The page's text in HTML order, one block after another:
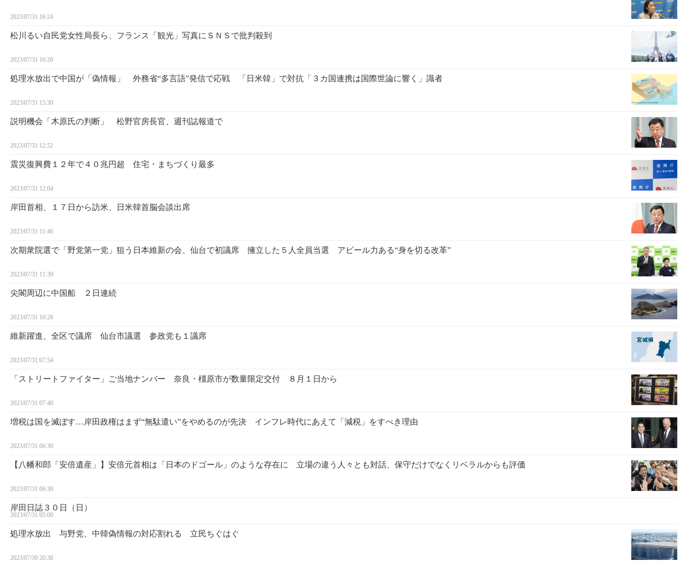
2023/07/31 16:24
松川るい自民党女性局長ら、フランス「観光」写真にＳＮＳで批判殺到
2023/07/31 16:20
処理水放出で中国が「偽情報」 外務省“多言語”発信で応戦 「日米韓」で対抗「３カ国連携は国際世論に響く」識者
2023/07/31 15:30
説明機会「木原氏の判断」 松野官房長官、週刊誌報道で
2023/07/31 12:52
震災復興費１２年で４０兆円超 住宅・まちづくり最多
2023/07/31 12:04
岸田首相、１７日から訪米、日米韓首脳会談出席
2023/07/31 11:46
次期衆院選で「野党第一党」狙う日本維新の会、仙台で初議席 擁立した５人全員当選 アピール力ある“身を切る改革”
2023/07/31 11:39
尖閣周辺に中国船 ２日連続
2023/07/31 10:28
維新躍進、全区で議席 仙台市議選 参政党も１議席
2023/07/31 07:54
「ストリートファイター」ご当地ナンバー 奈良・橿原市が数量限定交付 ８月１日から
2023/07/31 07:40
増税は国を滅ぼす…岸田政権はまず“無駄遣い”をやめるのが先決 インフレ時代にあえて「減税」をすべき理由
2023/07/31 06:30
【八幡和郎「安倍遺産」】安倍元首相は「日本のドゴール」のような存在に 立場の違う人々とも対話、保守だけでなくリベラルからも評価
2023/07/31 06:30
岸田日誌３０日（日）
2023/07/31 05:00
処理水放出 与野党、中韓偽情報の対応割れる 立民ちぐはぐ
2023/07/30 20:38